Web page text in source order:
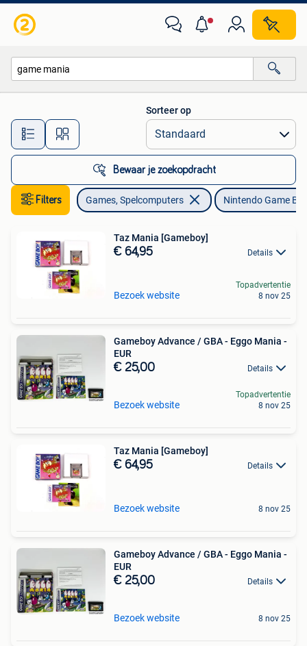
Alle afstanden…
Sorteer op
Bewaar je zoekopdracht
Filters Games, Spelcomputers Nintendo Game
Taz Mania [Gameboy]
€ 64,95 Details
Bezoek website
Topadvertentie
8 nov 25
Gameboy Advance / GBA - Eggo Mania -
EUR
€ 25,00 Details
Bezoek website
Topadvertentie
8 nov 25
Taz Mania [Gameboy]
€ 64,95 Details
Bezoek website 8 nov 25
Gameboy Advance / GBA - Eggo Mania -
EUR
€ 25,00 Details
Bezoek website 8 nov 25